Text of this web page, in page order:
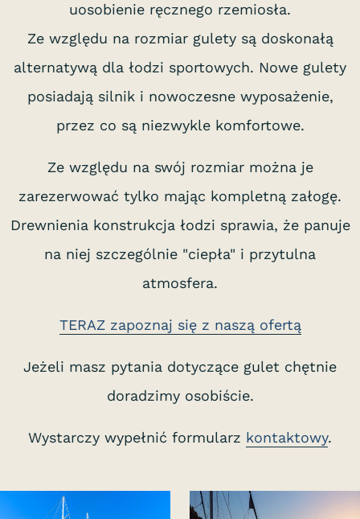
uosobienie ręcznego rzemiosła.
Ze względu na rozmiar gulety są doskonałą
alternatywą dla łodzi sportowych. Nowe gulety
posiadają silnik i nowoczesne wyposażenie,
przez co są niezwykle komfortowe.
Ze względu na swój rozmiar można je
zarezerwować tylko mając kompletną załogę.
Drewnienia konstrukcja łodzi sprawia, że panuje
na niej szczególnie "ciepła" i przytulna
atmosfera.
TERAZ zapoznaj się z naszą ofertą
Jeżeli masz pytania dotyczące gulet chętnie
doradzimy osobiście.
Wystarczy wypełnić formularz kontaktowy.